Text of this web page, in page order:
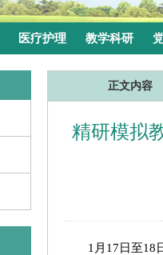
医疗护理 教学科研
正文内容
精研模拟
1月17日至18